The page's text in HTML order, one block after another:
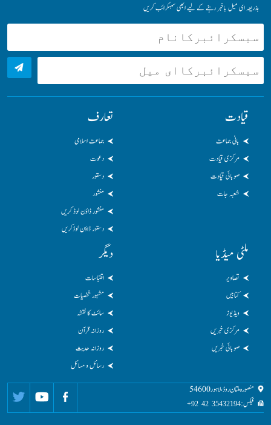
بذریعہ ای میل باخبر رہنے کے لیے ابھی سبسکرائب کریں
قیادت
بانی جماعت
مرکزی قیادت
صوبائی قیادت
شعبہ جات
تعارف
جماعت اسلامی
دعوت
دستور
منشور
منشور ڈاؤن لوڈ کریں
دستور ڈاؤن لوڈکریں
ملٹی میڈیا
تصاویر
کتابیں
ویڈیوز
مرکزی خبریں
صوبائی خبریں
دیگر
اقتباسات
مشہور شخصیات
سائٹ کا نقشہ
روزانہ قرآن
روزانہ حدیث
رسائل و مسائل
منصورہ ملتان روڈ، لاہور 54600
فیکس:35432194 42 92+